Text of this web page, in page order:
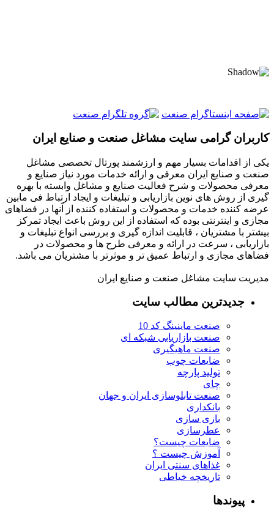
کاربران گرامی سایت مشاغل صنعت و صنایع ایران
یکی از اقدامات بسیار مهم و ارزشمند پورتال تخصصی مشاغل
صنعت و صنایع ایران معرفی و ارائه خدمات مورد نیاز صنایع و
معرفی محصولات و شرح فعالیت صنایع و مشاغل وابسته با بهره
گیری از روش های نوین بازاریابی و تبلیغات و ایجاد ارتباط فی مابین
عرضه کننده خدمات و محصولات و استفاده کننده از آنها در فضاهای
مجازی و اینترنتی بوده که استفاده از این روش باعث ایجاد تمرکز
بیشتر با مشتریان ، قابلیت اندازه گیری و بررسی انواع تبلیغات و
بازاریابی ، سرعت در ارائه و معرفی طرح ها و محصولات در
فضاهای مجازی و ارتباط عمیق تر و موثرتر با مشتریان می باشد.
مدیریت سایت مشاغل صنعت و صنایع ایران
جدیدترین مطالب سایت
صنعت ماینینگ کد 10
صنعت بازاریابی شبکه ای
صنعت ماهیگیری
ضایعات چوب
تولید پارچه
چای
صنعت تابلوسازی ایران و جهان
بانکداری
بازی سازی
عطرسازی
ضایعات چیست؟
آموزش چیست ؟
غذاهای سنتی ایران
تاریخچه خیاطی
پیوندها